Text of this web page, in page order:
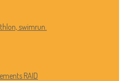
swimrun.
RAID